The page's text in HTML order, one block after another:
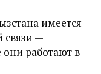
имеется
связи —
они работают в